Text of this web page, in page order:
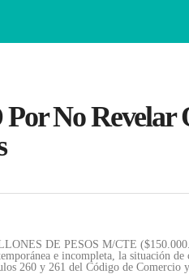
No
DE PESOS M/CTE
e incompleta, la situación
260 y 261 del Código de Comercio